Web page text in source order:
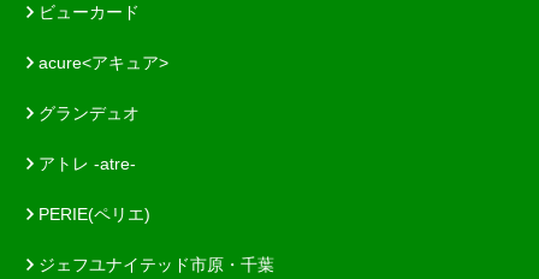
ビューカード
acure<アキュア>
グランデュオ
アトレ -atre-
PERIE(ペリエ)
ジェフユナイテッド市原・千葉